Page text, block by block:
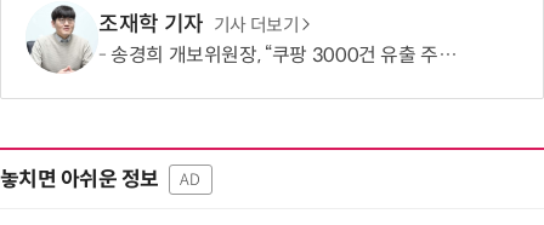
조재학 기자 기사 더보기
송경희 개보위원장, “쿠팡 3000건 유출 주장 사실과 달라…엄정 처분할 것”
놓치면 아쉬운 정보 AD